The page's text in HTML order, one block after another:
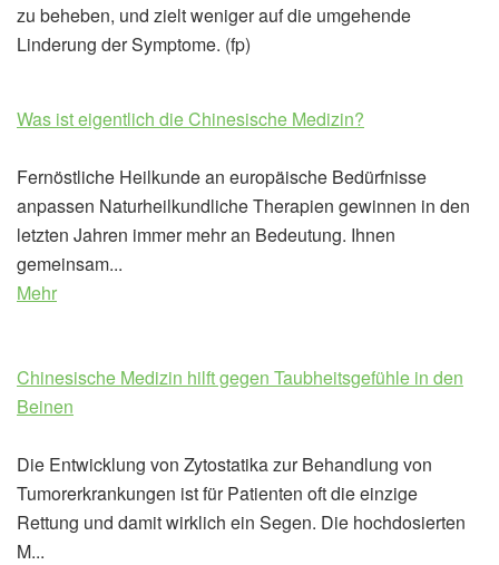
zu beheben, und zielt weniger auf die umgehende
Linderung der Symptome. (fp)
Was ist eigentlich die Chinesische Medizin?
Fernöstliche Heilkunde an europäische Bedürfnisse
anpassen Naturheilkundliche Therapien gewinnen in den
letzten Jahren immer mehr an Bedeutung. Ihnen
gemeinsam...
Mehr
Chinesische Medizin hilft gegen Taubheitsgefühle in den
Beinen
Die Entwicklung von Zytostatika zur Behandlung von
Tumorerkrankungen ist für Patienten oft die einzige
Rettung und damit wirklich ein Segen. Die hochdosierten
M...